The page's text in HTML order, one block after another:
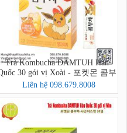
Trà Kombucha DAMTUH Hàn
30 gói vị Xoài - 포켓몬 콤부
차 망고리치 30입
Liên hệ 098.679.8008